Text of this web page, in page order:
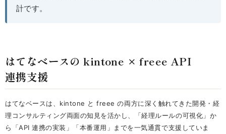
計です。
はてなベースの kintone × freee API
連携支援
はてなベースは、kintone と freee の両方に深く触れてきた開発・経
理コンサルティング両面の知見を活かし、「経理ルールの可視化」か
ら「API 連携の実装」「本番運用」までを一気通貫で支援していま